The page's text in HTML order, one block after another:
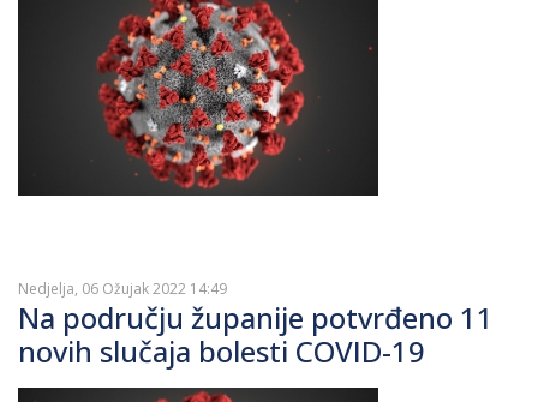
Nedjelja, 06 Ožujak 2022 14:49
Na području županije potvrđeno 11
novih slučaja bolesti COVID-19